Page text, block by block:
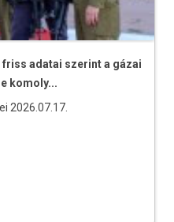
adatai szerint a gázai
komoly...
2026.07.17.